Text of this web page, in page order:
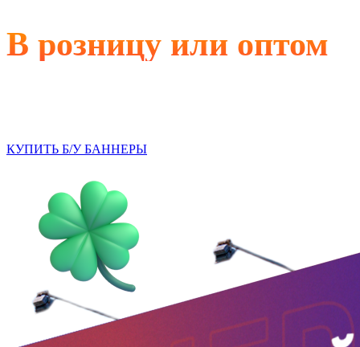
В розницу или оптом
КУПИТЬ Б/У БАННЕРЫ